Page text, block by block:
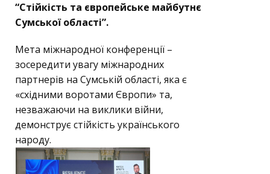
“Стійкість та європейське майбутнє
Сумської області”.
Мета міжнародної конференції –
зосередити увагу міжнародних
партнерів на Сумській області, яка є
«східними воротами Європи» та,
незважаючи на виклики війни,
демонструє стійкість українського
народу.